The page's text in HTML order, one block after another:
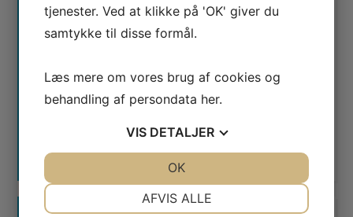
Jeg er ikke en robot
tjenester. Ved at klikke på 'OK' giver du
samtykke til disse formål.
Læs mere om vores brug af cookies og
behandling af persondata her.
VIS DETALJER
AFVIS ALLE
OK